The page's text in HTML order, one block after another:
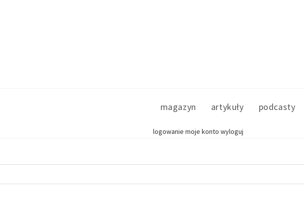
magazyn artykuły podcasty
logowanie moje konto wyloguj